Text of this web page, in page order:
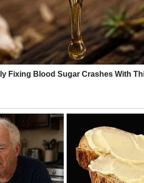
saveznikom u održavanju zdravlja.
preporučuje kao prirodni dodatak
razine šećera u krvi, što ga čini
oksidativni stres zahvaljujući bogatstvu
u debelom crijevu i gušterači. Pored